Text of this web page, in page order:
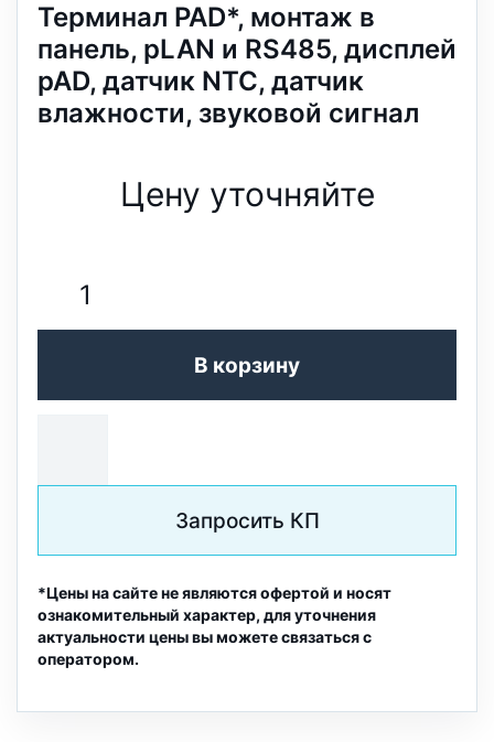
Терминал PAD*, монтаж в
панель, pLAN и RS485, дисплей
pAD, датчик NTC, датчик
влажности, звуковой сигнал
Цену уточняйте
В корзину
Запросить КП
*Цены на сайте не являются офертой и носят
ознакомительный характер, для уточнения
актуальности цены вы можете связаться с
оператором.